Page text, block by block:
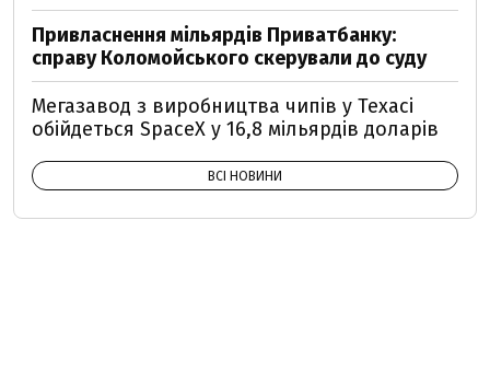
Привласнення мільярдів Приватбанку:
справу Коломойського скерували до суду
Мегазавод з виробництва чипів у Техасі
обійдеться SpaceX у 16,8 мільярдів доларів
ВСІ НОВИНИ